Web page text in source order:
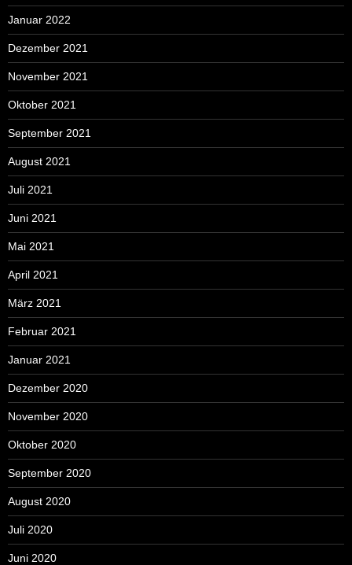
Januar 2022
Dezember 2021
November 2021
Oktober 2021
September 2021
August 2021
Juli 2021
Juni 2021
Mai 2021
April 2021
März 2021
Februar 2021
Januar 2021
Dezember 2020
November 2020
Oktober 2020
September 2020
August 2020
Juli 2020
Juni 2020